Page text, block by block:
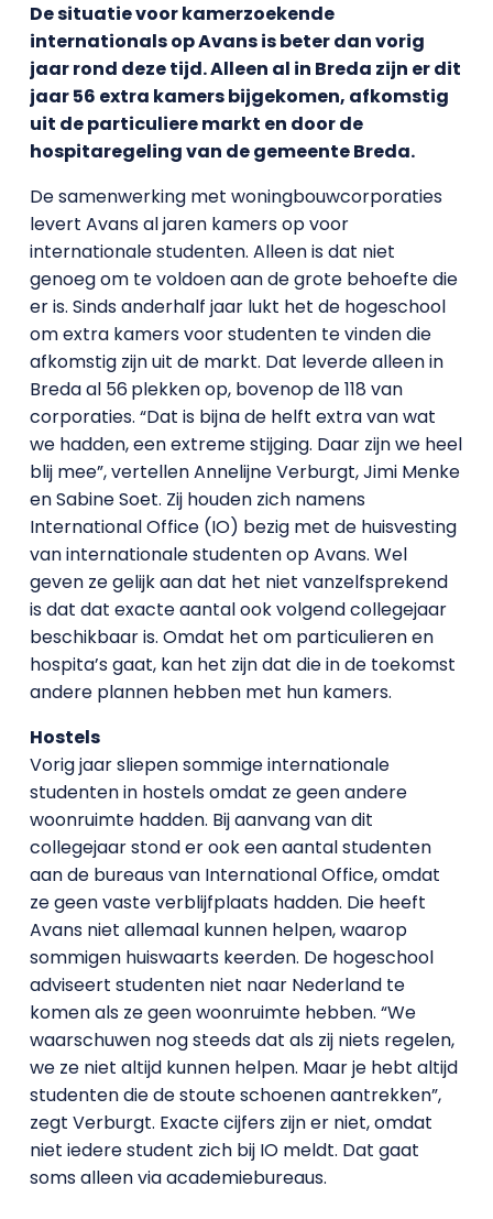
De situatie voor kamerzoekende
internationals op Avans is beter dan vorig
jaar rond deze tijd. Alleen al in Breda zijn er dit
jaar 56 extra kamers bijgekomen, afkomstig
uit de particuliere markt en door de
hospitaregeling van de gemeente Breda.
De samenwerking met woningbouwcorporaties
levert Avans al jaren kamers op voor
internationale studenten. Alleen is dat niet
genoeg om te voldoen aan de grote behoefte die
er is. Sinds anderhalf jaar lukt het de hogeschool
om extra kamers voor studenten te vinden die
afkomstig zijn uit de markt. Dat leverde alleen in
Breda al 56plekken op, bovenop de 118 van
corporaties. “Dat is bijna de helft extra van wat
we hadden, een extreme stijging. Daar zijn we heel
blij mee”, vertellen Annelijne Verburgt, Jimi Menke
en Sabine Soet. Zij houden zich namens
International Office (IO) bezig met de huisvesting
van internationale studenten op Avans. Wel
geven ze gelijk aan dat het niet vanzelfsprekend
is dat dat exacte aantal ook volgend collegejaar
beschikbaar is. Omdat het om particulieren en
hospita’s gaat, kan het zijn dat die in de toekomst
andere plannen hebben met hun kamers.
Hostels
Vorig jaar sliepen sommige internationale
studenten in hostels omdat ze geen andere
woonruimte hadden. Bij aanvang van dit
collegejaar stond er ook een aantal studenten
aan de bureaus van International Office, omdat
ze geen vaste verblijfplaats hadden. Die heeft
Avans niet allemaal kunnen helpen, waarop
sommigen huiswaarts keerden. De hogeschool
adviseert studenten niet naar Nederland te
komen als ze geen woonruimte hebben. “We
waarschuwen nog steeds dat als zij niets regelen,
we ze niet altijd kunnen helpen. Maar je hebt altijd
studenten die de stoute schoenen aantrekken”,
zegt Verburgt. Exacte cijfers zijn er niet, omdat
niet iedere student zich bij IO meldt. Dat gaat
soms alleen via academiebureaus.